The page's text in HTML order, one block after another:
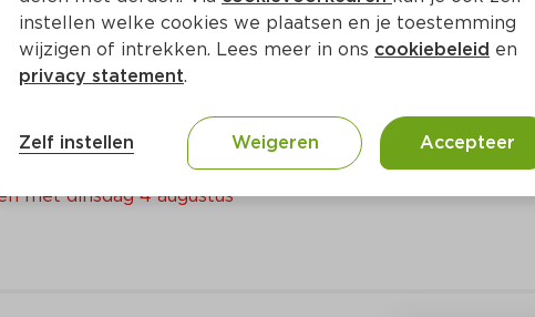
met dinsdag 4 augustus
instellen welke cookies we plaatsen en je toestemming
wijzigen of intrekken. Lees meer in ons cookiebeleid en
privacy statement.
Zelf instellen Weigeren Accepteer